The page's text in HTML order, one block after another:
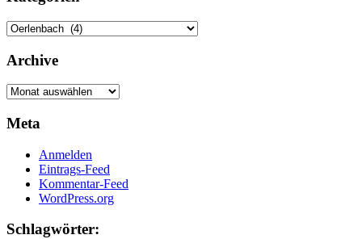
Kategorien
Archive
Archive
Meta
Anmelden
Eintrags-Feed
Kommentar-Feed
WordPress.org
Schlagwörter: